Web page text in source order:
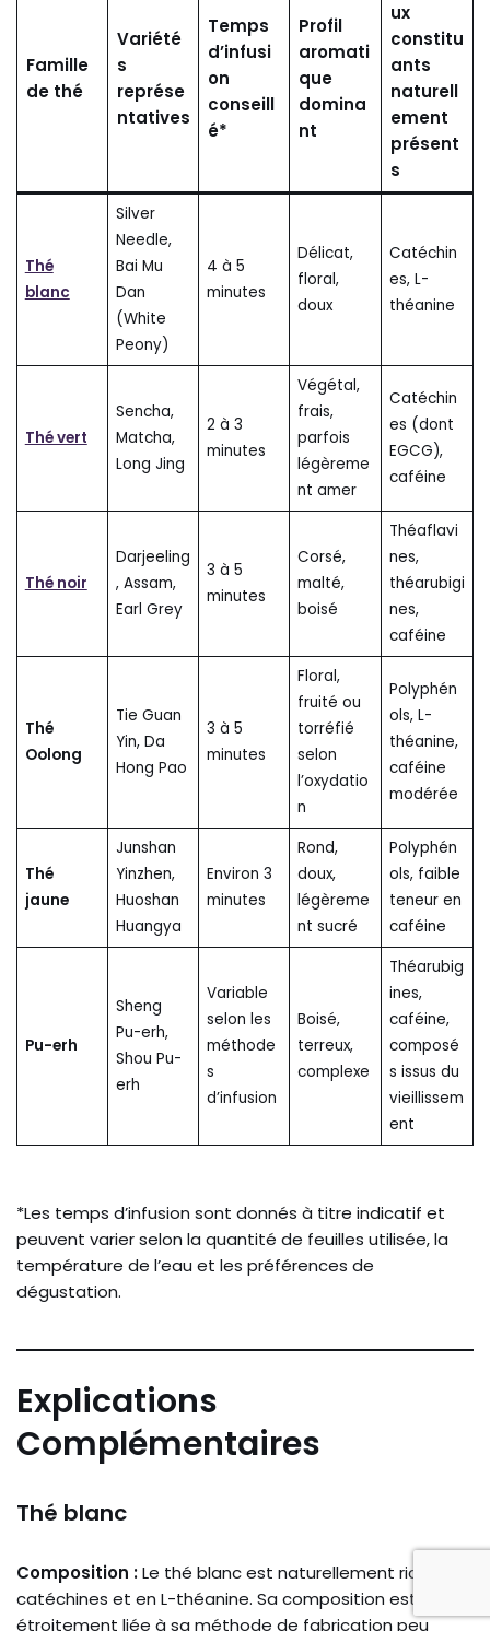
Famille
de thé
Variété
s
représe
ntatives
Temps
d’infusi
on
conseill
é*
Profil
aromati
que
domina
nt
ux
constitu
ants
naturell
ement
présent
s
Thé
blanc
Silver
Needle,
Bai Mu
Dan
(White
Peony)
4 à 5
minutes
Délicat,
floral,
doux
Catéchin
es, L-
théanine
Thé vert
Sencha,
Matcha,
Long Jing
2 à 3
minutes
Végétal,
frais,
parfois
légèreme
nt amer
Catéchin
es (dont
EGCG),
caféine
Thé noir
Darjeeling
, Assam,
Earl Grey
3 à 5
minutes
Corsé,
malté,
boisé
Théaflavi
nes,
théarubigi
nes,
caféine
Thé
Oolong
Tie Guan
Yin, Da
Hong Pao
3 à 5
minutes
Floral,
fruité ou
torréfié
selon
l’oxydatio
n
Polyphén
ols, L-
théanine,
caféine
modérée
Thé
jaune
Junshan
Yinzhen,
Huoshan
Huangya
Environ 3
minutes
Rond,
doux,
légèreme
nt sucré
Polyphén
ols, faible
teneur en
caféine
Pu-erh
Sheng
Pu-erh,
Shou Pu-
erh
Variable
selon les
méthode
s
d’infusion
Boisé,
terreux,
complexe
Théarubig
ines,
caféine,
composé
s issus du
vieillissem
ent
*Les temps d’infusion sont donnés à titre indicatif et
peuvent varier selon la quantité de feuilles utilisée, la
température de l’eau et les préférences de
dégustation.
Explications
Complémentaires
Thé blanc
Composition :Le thé blanc est naturellement riche en
catéchines et en L-théanine. Sa composition est
étroitement liée à sa méthode de fabrication peu